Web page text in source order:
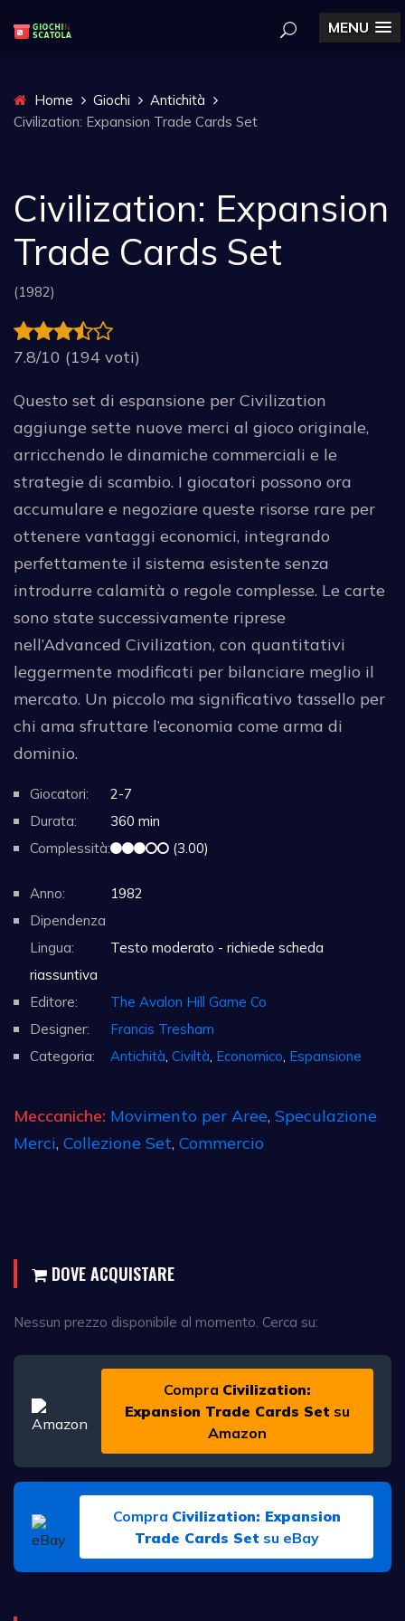
MENU
Home Giochi
Antichità
Civilization: Expansion Trade Cards Set
Civilization: Expansion
Trade Cards Set
(1982)
7.8/10 (194 voti)
Questo set di espansione per Civilization
aggiunge sette nuove merci al gioco originale,
arricchendo le dinamiche commerciali e le
strategie di scambio. I giocatori possono ora
accumulare e negoziare queste risorse rare per
ottenere vantaggi economici, integrando
perfettamente il sistema esistente senza
introdurre calamità o regole complesse. Le carte
sono state successivamente riprese
nell’Advanced Civilization, con quantitativi
leggermente modificati per bilanciare meglio il
mercato. Un piccolo ma significativo tassello per
chi ama sfruttare l’economia come arma di
dominio.
Giocatori:
2-7
Durata:
360 min
Complessità:
(3.00)
Anno:
1982
Dipendenza
Lingua:
Testo moderato - richiede scheda
riassuntiva
Editore:
The Avalon Hill Game Co
Designer:
Francis Tresham
Categoria:
Antichità Civiltà Economico Espansione
Meccaniche: Movimento per Aree, Speculazione
Merci, Collezione Set, Commercio
DOVE ACQUISTARE
Nessun prezzo disponibile al momento. Cerca su:
Compra Civilization:
Expansion Trade Cards Set su
Amazon
Compra Civilization: Expansion
Trade Cards Set su eBay